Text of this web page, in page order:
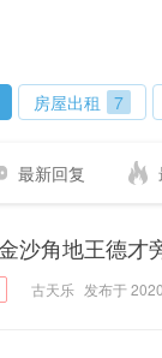
房屋出租 7
最新回复
沙角地王德才
古天乐 发布于